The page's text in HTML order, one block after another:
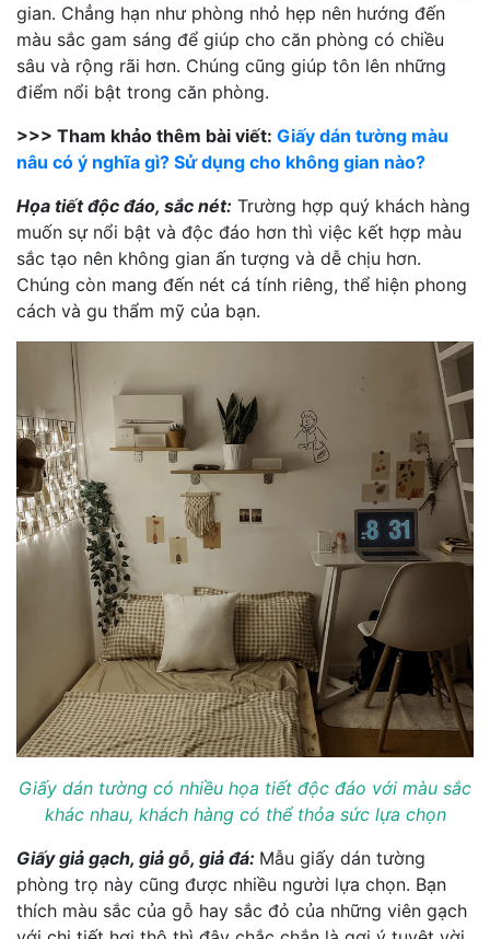
gian. Chẳng hạn như phòng nhỏ hẹp nên hướng đến
màu sắc gam sáng để giúp cho căn phòng có chiều
sâu và rộng rãi hơn. Chúng cũng giúp tôn lên những
điểm nổi bật trong căn phòng.
>>> Tham khảo thêm bài viết: Giấy dán tường màu
nâu có ý nghĩa gì? Sử dụng cho không gian nào?
Họa tiết độc đáo, sắc nét: Trường hợp quý khách hàng
muốn sự nổi bật và độc đáo hơn thì việc kết hợp màu
sắc tạo nên không gian ấn tượng và dễ chịu hơn.
Chúng còn mang đến nét cá tính riêng, thể hiện phong
cách và gu thẩm mỹ của bạn.
Giấy dán tường có nhiều họa tiết độc đáo với màu sắc
khác nhau, khách hàng có thể thỏa sức lựa chọn
Giấy giả gạch, giả gỗ, giả đá: Mẫu giấy dán tường
phòng trọ này cũng được nhiều người lựa chọn. Bạn
thích màu sắc của gỗ hay sắc đỏ của những viên gạch